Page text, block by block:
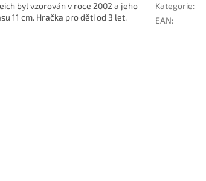
byl vzorován v roce 2002 a jeho
11 cm. Hračka pro děti od 3 let.
Kategorie:
EAN: